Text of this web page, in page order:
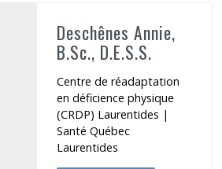
Deschênes Annie,
B.Sc., D.E.S.S.
Centre de réadaptation
en déficience physique
(CRDP) Laurentides |
Santé Québec
Laurentides